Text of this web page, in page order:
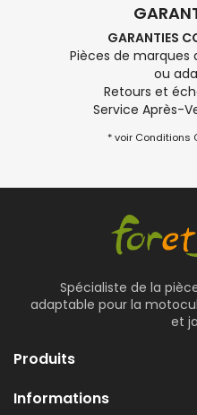
GARANTIES
Pièces de
ou
Retours et
Service Après-
* voir Conditions
Spécialiste de la
adaptable pour la
et
Produits
Informations